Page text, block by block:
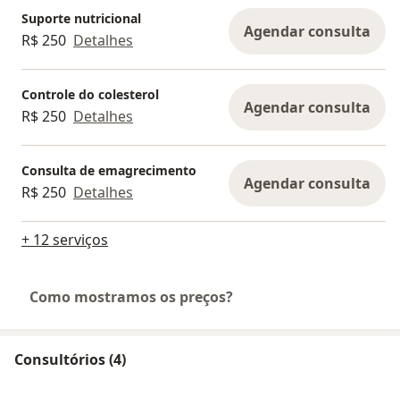
Suporte nutricional
R$ 250 Detalhes Agendar consulta
Controle do colesterol
R$ 250 Detalhes Agendar consulta
Consulta de emagrecimento
R$ 250 Detalhes Agendar consulta
+ 12 serviços
Como mostramos os preços?
Consultórios (4)